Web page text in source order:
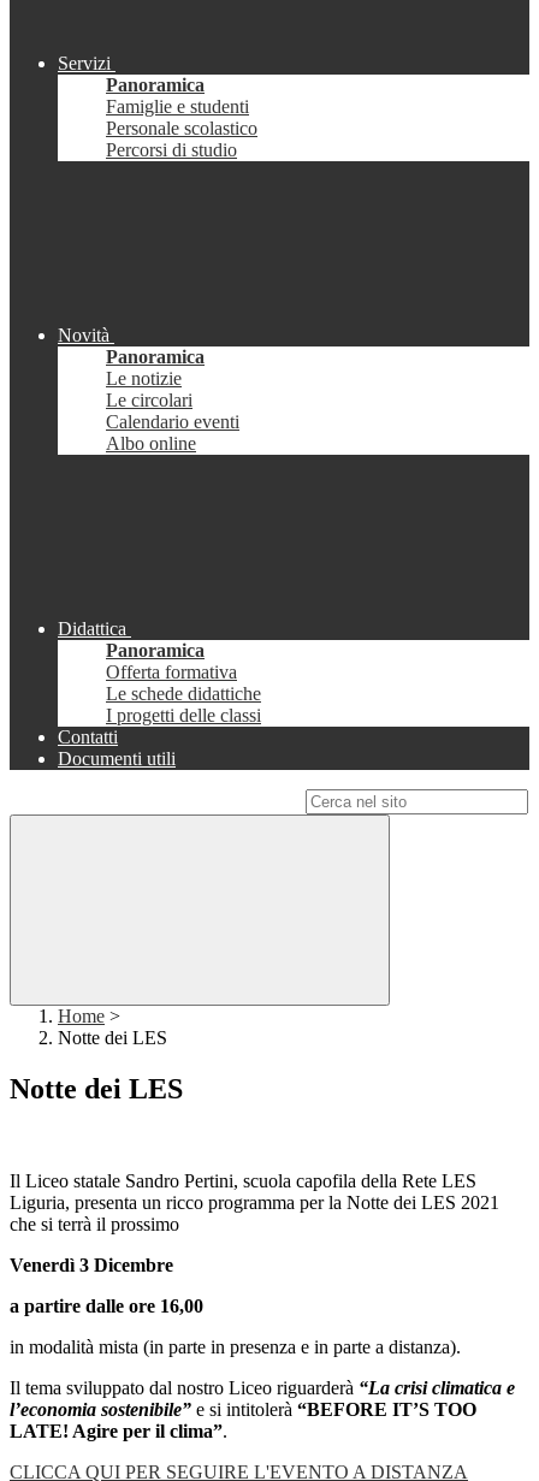
Servizi
Panoramica
Famiglie e studenti
Personale scolastico
Percorsi di studio
Novità
Panoramica
Le notizie
Le circolari
Calendario eventi
Albo online
Didattica
Panoramica
Offerta formativa
Le schede didattiche
I progetti delle classi
Contatti
Documenti utili
Home >
Notte dei LES
Notte dei LES
Il Liceo statale Sandro Pertini, scuola capofila della Rete LES
Liguria, presenta un ricco programma per la Notte dei LES 2021
che si terrà il prossimo
Venerdì 3 Dicembre
a partire dalle ore 16,00
in modalità mista (in parte in presenza e in parte a distanza).
Il tema sviluppato dal nostro Liceo riguarderà “La crisi climatica e
l’economia sostenibile” e si intitolerà “BEFORE IT’S TOO
LATE! Agire per il clima”.
CLICCA QUI PER SEGUIRE L'EVENTO A DISTANZA